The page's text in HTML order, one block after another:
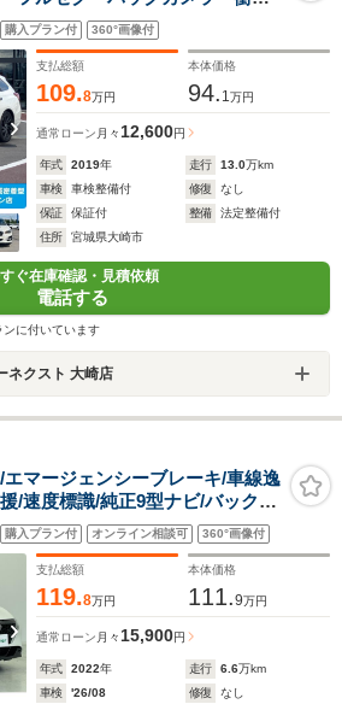
プアシスト ブラインドスポ
ザーシート シートヒーター
ントロール アイサイト ETC
購入プラン付 360°画像付
支払総額
109.8万円
本体価格
94. 1万円
通常ローン 月々 12,600円
年式 2019年 走行 13.0万km
車検
車検整備付 修復
なし
保証
保証付 整備
法定整備付
住所
宮城県大崎市
ぐ在庫確認・見積依頼
電話する
ンに付いています
ネクスト 大崎店
マージェンシーブレーキ/車線逸
/速度標識/純正9型ナビ/バックカ
ビルトインETC/ドラレコ/横
グストップ
購入プラン付 オンライン相談可 360°画像付
支払総額
119.8万円
本体価格
111.9万円
通常ローン 月々 15,900円
年式 2022年 走行 6.6万km
車検
'26/08 修復
なし